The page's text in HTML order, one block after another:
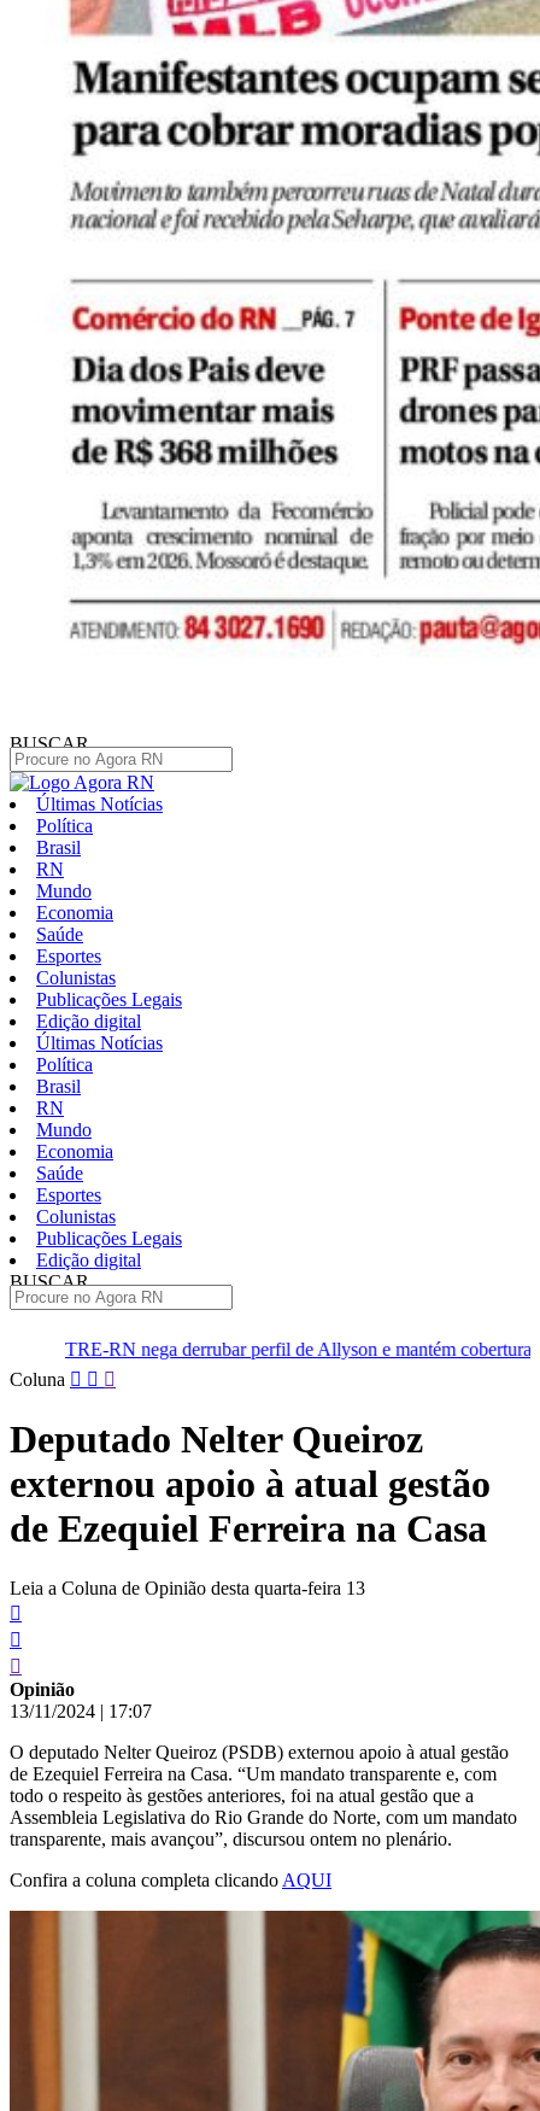
BUSCAR
Últimas Notícias
Política
Brasil
RN
Mundo
Economia
Saúde
Esportes
Colunistas
Publicações Legais
Edição digital
Últimas Notícias
Política
Brasil
RN
Mundo
Economia
Saúde
Esportes
Colunistas
Publicações Legais
Edição digital
BUSCAR
nega derrubar perfil de Allyson e mantém cobertura da convenção
Pular
conteúdo
Coluna
Deputado Nelter Queiroz
externou apoio à atual gestão
de Ezequiel Ferreira na Casa
Leia a Coluna de Opinião desta quarta-feira 13
Opinião
13/11/2024 | 17:07
O deputado Nelter Queiroz (PSDB) externou apoio à atual gestão
de Ezequiel Ferreira na Casa. “Um mandato transparente e, com
todo o respeito às gestões anteriores, foi na atual gestão que a
Assembleia Legislativa do Rio Grande do Norte, com um mandato
transparente, mais avançou”, discursou ontem no plenário.
Confira a coluna completa clicando AQUI